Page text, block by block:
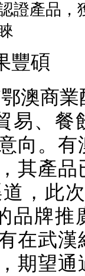
證產品，
豐碩
澳商
易、餐
向。有
其產品
，此
品牌推
在武漢
期望通